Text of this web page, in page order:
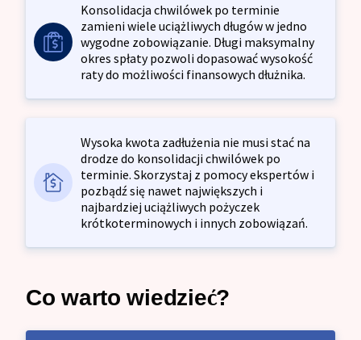
Konsolidacja chwilówek po terminie
zamieni wiele uciążliwych długów w jedno
wygodne zobowiązanie. Długi maksymalny
okres spłaty pozwoli dopasować wysokość
raty do możliwości finansowych dłużnika.
Wysoka kwota zadłużenia nie musi stać na
drodze do konsolidacji chwilówek po
terminie. Skorzystaj z pomocy ekspertów i
pozbądź się nawet największych i
najbardziej uciążliwych pożyczek
krótkoterminowych i innych zobowiązań.
Co warto wiedzieć?